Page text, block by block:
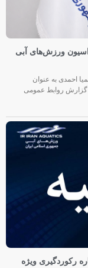
ورزش‌های آبی
احمدی به عنوان
روابط عمومی
رکوردگیری ویژه